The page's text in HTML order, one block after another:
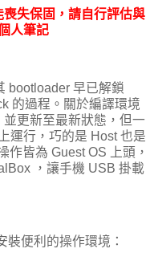
失保固，請自行評估與
人筆記
bootloader 早已解鎖
的過程。關於編譯環境
更新至最新狀態，但一
運行，巧的是 Host 也是
作皆為 Guest OS 上頭，
，讓手機 USB 掛載
裝便利的操作環境：